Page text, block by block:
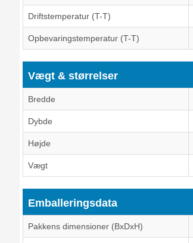
Driftstemperatur (T-T)
Opbevaringstemperatur (T-T)
Vægt & størrelser
Bredde
Dybde
Højde
Vægt
Emballeringsdata
Pakkens dimensioner (BxDxH)